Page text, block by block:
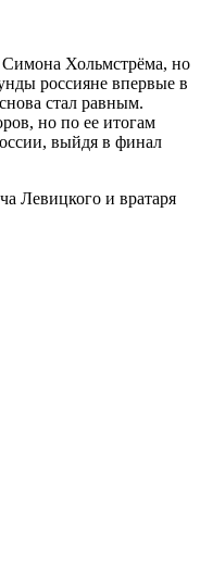
Симона Хольмстрёма, но
россияне впервые в
стал равным.
но по ее итогам
выйдя в финал
Левицкого и вратаря